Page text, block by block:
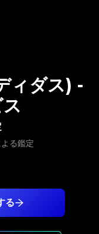
る
る鑑定
ィダス) -